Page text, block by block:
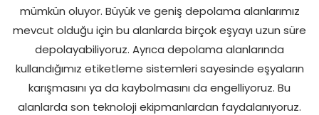
mümkün oluyor. Büyük ve geniş depolama alanlarımız
mevcut olduğu için bu alanlarda birçok eşyayı uzun süre
depolayabiliyoruz. Ayrıca depolama alanlarında
kullandığımız etiketleme sistemleri sayesinde eşyaların
karışmasını ya da kaybolmasını da engelliyoruz. Bu
alanlarda son teknoloji ekipmanlardan faydalanıyoruz.